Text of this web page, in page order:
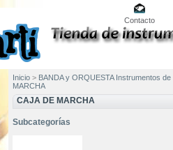
Contacto
Inicio > BANDA y ORQUESTA Instrumentos
MARCHA
CAJA DE MARCHA
Subcategorías